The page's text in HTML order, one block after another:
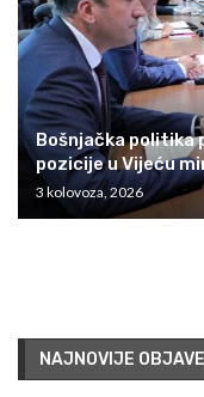
Bošnjačka politika
pozicije u Vijeću
3 kolovoza, 2026
NAJNOVIJE OBJAVE